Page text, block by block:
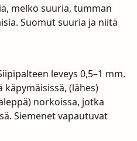
melko suuria, tumman
Suomut suuria ja niitä
leveys 0,5–1 mm.
käpymäisissä, (lähes)
norkoissa, jotka
Siemenet vapautuvat